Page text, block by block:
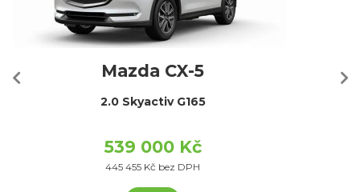
Mazda CX-5
2.0 Skyactiv G165
539 000 Kč
445 455 Kč bez DPH